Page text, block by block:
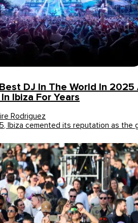
DJ In The World In 2025
Ibiza For Years
Rodriguez
Ibiza cemented its reputation as the